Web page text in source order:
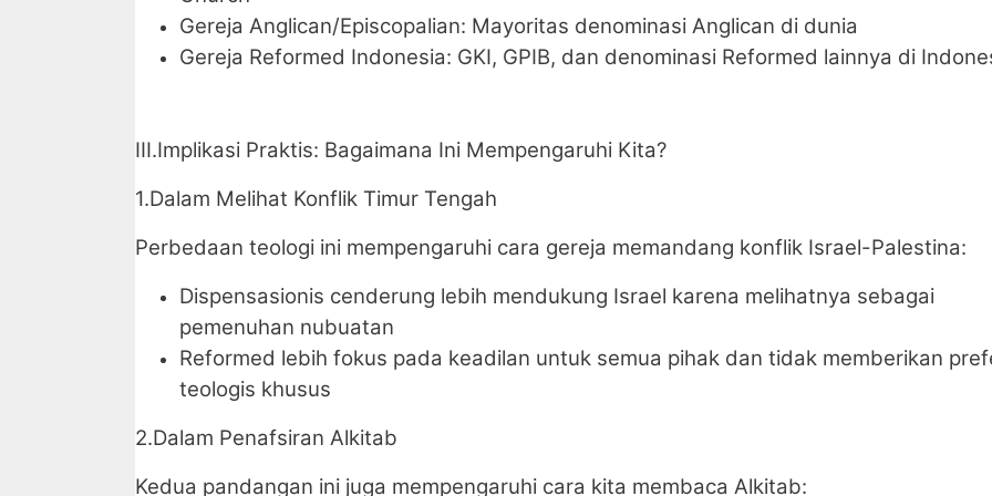
Gereja Anglican/Episcopalian: Mayoritas denominasi Anglican di dunia
Gereja Reformed Indonesia: GKI, GPIB, dan denominasi Reformed lainnya di
III.Implikasi Praktis: Bagaimana Ini Mempengaruhi Kita?
1.Dalam Melihat Konflik Timur Tengah
Perbedaan teologi ini mempengaruhi cara gereja memandang konflik Israel-Palestina:
Dispensasionis cenderung lebih mendukung Israel karena melihatnya sebagai
pemenuhan nubuatan
Reformed lebih fokus pada keadilan untuk semua pihak dan tidak memberikan
teologis khusus
2.Dalam Penafsiran Alkitab
Kedua pandangan ini juga mempengaruhi cara kita membaca Alkitab: